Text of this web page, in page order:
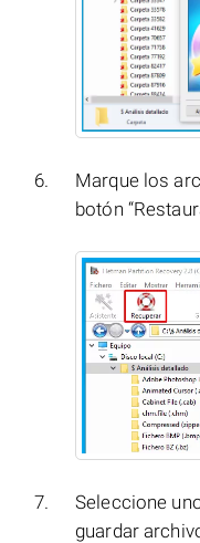
Marque los
botón
Seleccione
guardar